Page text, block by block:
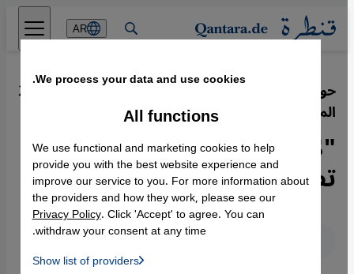
Direkt zum Inhalt springen
AR
حوار مع الطبيب النرويجي مادز غيلبرت
المتطوع في غزة
·
28.07.2014
"لا أحد آمن في غزة...الحرب
تطول الجميع وكل شيء"
English عربي
We process your data and use cookies.
All functions
We use functional and marketing cookies to help
provide you with the best website experience and
improve our service to you. For more information about
the providers and how they work, please see our
Privacy Policy. Click 'Accept' to agree. You can
withdraw your consent at any time.
Show list of providers